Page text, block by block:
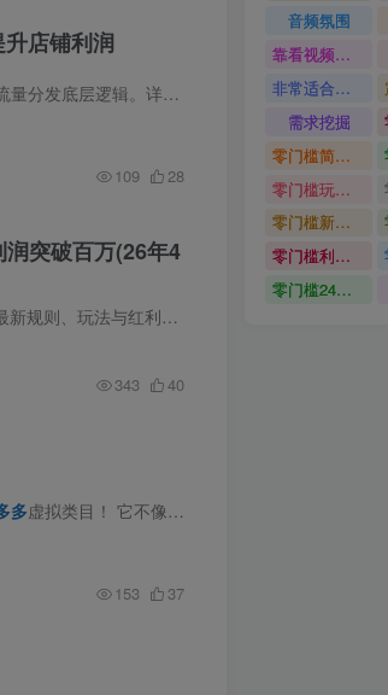
店铺利润
能定价公式、高权重链接搭建、精细化SKU...
109 28
突破百万(26年4
“玩法复盘”形式，系统覆盖了从年初筹备、年...
343 40
多虚拟类目！ 它不像风口项目那样大起大落、暴利又短命，而是细水长流、稳稳当当。单人一天 300-1000 利润...
153 37
音频氛围
靠看视频就能在YouTube上賺到钱
非常适合小白快速上手
需求挖掘
零门槛简单易上手
零门槛玩转伙伴计划与精选独家单日稳定收益1k
零门槛新手快速入门闲鱼电商日赚百元新手必看教程
零门槛利用AI只需几分钟轻松做出带货短视频
零门槛24小时无人值守被动创收项目